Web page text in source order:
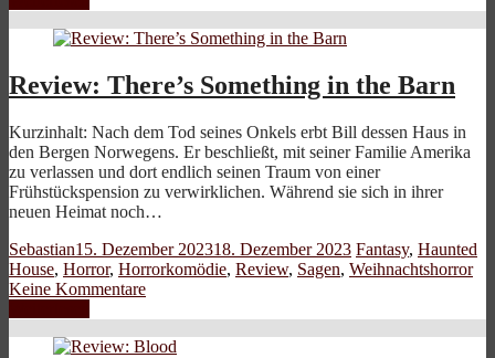
Review: There’s Something in the Barn
Kurzinhalt: Nach dem Tod seines Onkels erbt Bill dessen Haus in
den Bergen Norwegens. Er beschließt, mit seiner Familie Amerika
zu verlassen und dort endlich seinen Traum von einer
Frühstückspension zu verwirklichen. Während sie sich in ihrer
neuen Heimat noch…
Sebastian15. Dezember 202318. Dezember 2023 Fantasy, Haunted
House, Horror, Horrorkomödie, Review, Sagen, Weihnachtshorror
Keine Kommentare